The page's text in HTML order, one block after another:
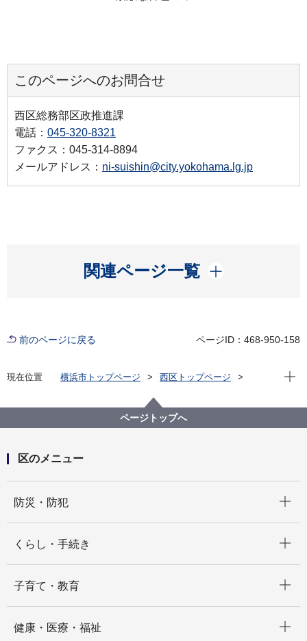
このページへのお問合せ
西区総務部区政推進課
電話： 045-320-8321
ファクス：045-314-8894
メールアドレス： ni-suishin@city.yokohama.lg.jp
関連ページ一覧
開く
前のページに戻る ページID：468-950-158
現在位置 横浜市トップページ
西区トップページ
にしく通信！10月19日 西区文化協会 芸能祭
現在
ページトップへ
区のメニュー
防災・防犯
くらし・手続き
子育て・教育
健康・医療・福祉